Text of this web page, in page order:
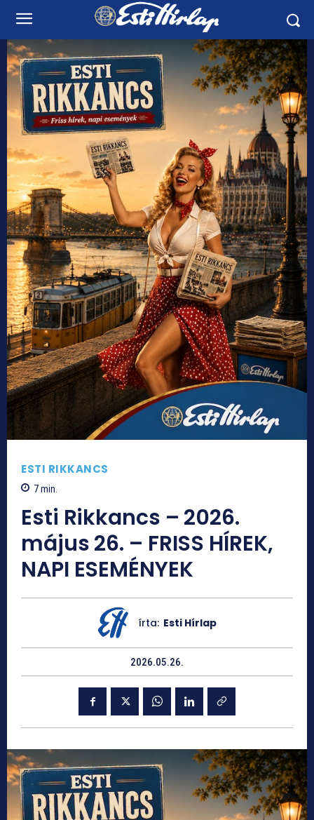
ESTI RIKKANCS
7min.
Esti Rikkancs – 2026.
május 26. – FRISS HÍREK,
NAPI ESEMÉNYEK
írta: Esti Hírlap
2026.05.26.